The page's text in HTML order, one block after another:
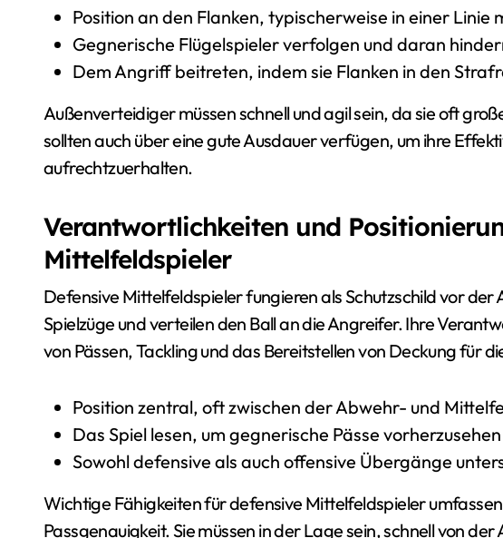
Position an den Flanken, typischerweise in einer
Gegnerische Flügelspieler verfolgen und daran
Dem Angriff beitreten, indem sie Flanken in den
Außenverteidiger müssen schnell und agil sein, da sie oft
sollten auch über eine gute Ausdauer verfügen, um ihre
aufrechtzuerhalten.
Verantwortlichkeiten und
Mittelfeldspieler
Defensive Mittelfeldspieler fungieren als Schutzschild vor
Spielzüge und verteilen den Ball an die Angreifer. Ihre
von Pässen, Tackling und das Bereitstellen von Deckung für
Position zentral, oft zwischen der Abwehr- und
Das Spiel lesen, um gegnerische Pässe
Sowohl defensive als auch offensive Übergänge
Wichtige Fähigkeiten für defensive Mittelfeldspieler
Passgenauigkeit. Sie müssen in der Lage sein, schnell von